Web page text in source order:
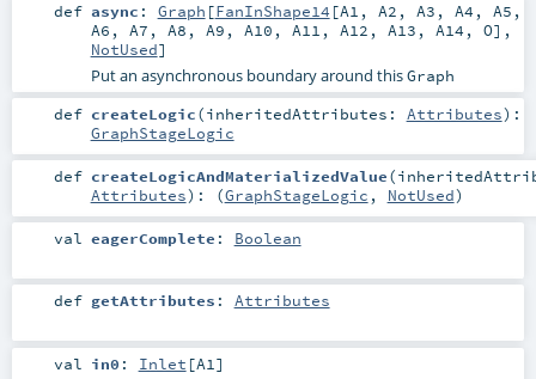
def async : Graph [FanInShape14 [A1 , A2 , A3 , A4 , A5 ,
A6 , A7 , A8 , A9 , A10 , A11 , A12 , A13 , A14 , O],
NotUsed]
Put an asynchronous boundary around thisGraph
def createLogic(inheritedAttributes: Attributes) :
GraphStageLogic
def createLogicAndMaterializedValue(
Attributes) : (GraphStageLogic , NotUsed)
val eagerComplete : Boolean
def getAttributes : Attributes
val in0 : Inlet [A1 ]